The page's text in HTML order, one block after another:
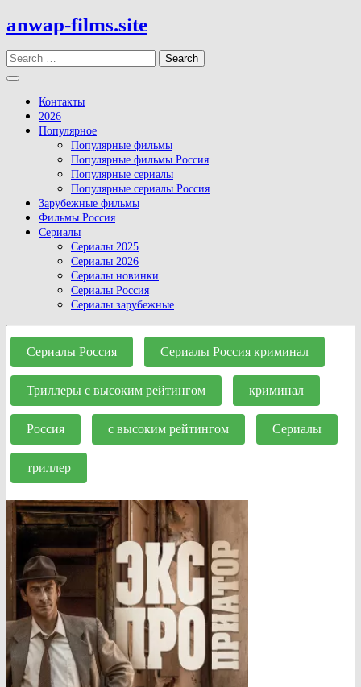
Skip
to
content
anwap-films.site
Search
Open
Button
Контакты
2026
Популярное
Популярные фильмы
Популярные фильмы Россия
Популярные сериалы
Популярные сериалы Россия
Зарубежные фильмы
Фильмы Россия
Сериалы
Сериалы 2025
Сериалы 2026
Сериалы новинки
Сериалы Россия
Сериалы зарубежные
Close
Button
Сериалы Россия Сериалы Россия криминал
Триллеры с высоким рейтингом криминал
Россия с высоким рейтингом Сериалы
триллер